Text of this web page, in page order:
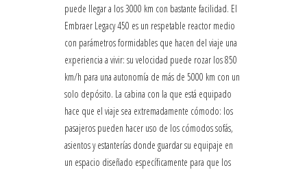
puede llegar a los 3000 km con bastante facilidad. El
Embraer Legacy 450 es un respetable reactor medio
con parámetros formidables que hacen del viaje una
experiencia a vivir: su velocidad puede rozar los 850
km/h para una autonomía de más de 5000 km con un
solo depósito. La cabina con la que está equipado
hace que el viaje sea extremadamente cómodo: los
pasajeros pueden hacer uso de los cómodos sofás,
asientos y estanterías donde guardar su equipaje en
un espacio diseñado específicamente para que los